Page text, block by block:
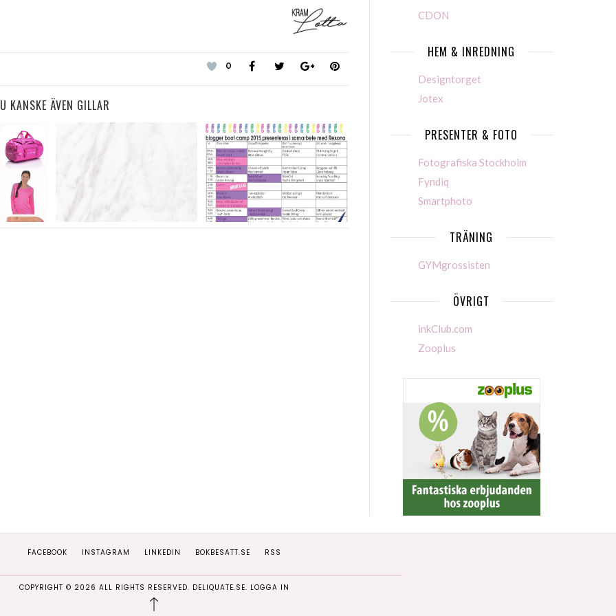
0
KANSKE ÄVEN GILLAR
CDON
HEM & INREDNING
Designtorget
Jotex
PRESENTER & FOTO
Fotografiska Stockholm
Fyndiq
Smartphoto
TRÄNING
GYMgrossisten
ÖVRIGT
inkClub.com
Zooplus
FACEBOOK INSTAGRAM LINKEDIN BOKBESATT.SE RSS
COPYRIGHT © 2026 ALL RIGHTS RESERVED. DELIQUATE.SE. LOGGA IN